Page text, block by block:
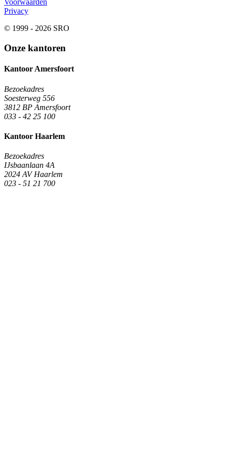
Voorwaarden
Privacy
© 1999 - 2026 SRO
Onze kantoren
Kantoor Amersfoort
Bezoekadres
Soesterweg 556
3812 BP Amersfoort
033 - 42 25 100
Kantoor Haarlem
Bezoekadres
IJsbaanlaan 4A
2024 AV Haarlem
023 - 51 21 700